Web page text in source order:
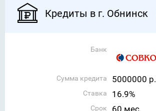
Кредиты в г. Обнинск
Банк
Сумма кредита 5000000 р.
Ставка 16.9%
Срок 60 мес.